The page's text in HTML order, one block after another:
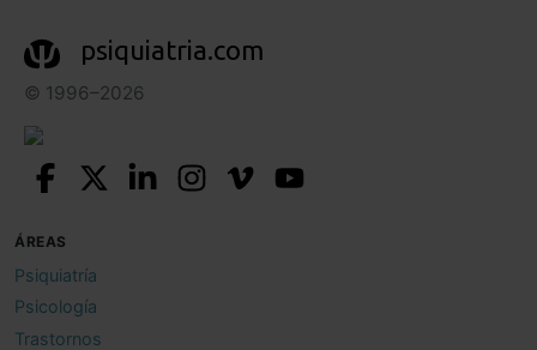
psiquiatria.com
© 1996–2026
ÁREAS
Psiquiatría
Psicología
Trastornos